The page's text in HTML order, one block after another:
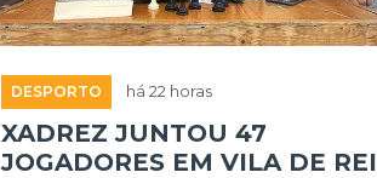
DESPORTO há 22 horas
XADREZ JUNTOU 47
JOGADORES EM VILA DE REI